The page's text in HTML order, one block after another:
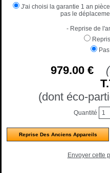
J'ai choisi la garantie 1 an
pas le
- Reprise de
(
979.00€
(dont éco-
Quantité
Reprise Des Anciens Appareils
Envoyer cette